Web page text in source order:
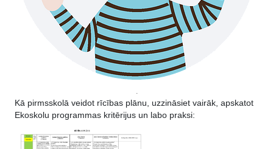
.
Kā pirmsskolā veidot rīcības plānu, uzzināsiet vairāk, apskatot
Ekoskolu programmas kritērijus un labo praksi: